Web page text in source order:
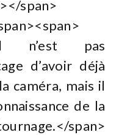
span>
n’est pas
d’avoir déjà
caméra, mais il
de la
span>